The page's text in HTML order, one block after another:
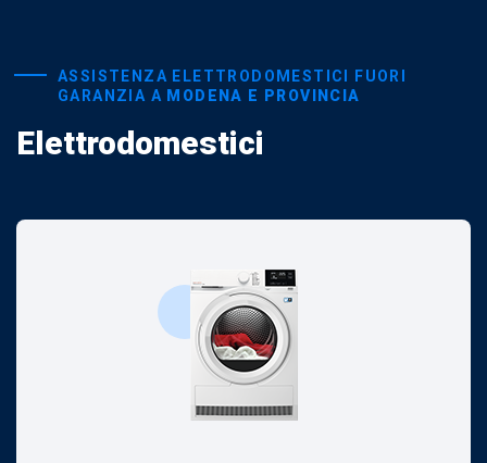
ASSISTENZA ELETTRODOMESTICI FUORI
GARANZIA A MODENA E PROVINCIA
Elettrodomestici